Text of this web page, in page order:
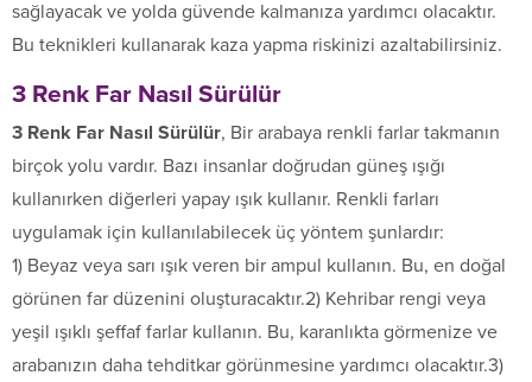
sağlayacak ve yolda güvende kalmanıza yardımcı olacaktır.
Bu teknikleri kullanarak kaza yapma riskinizi azaltabilirsiniz.
3 Renk Far Nasıl Sürülür
3 Renk Far Nasıl Sürülür, Bir arabaya renkli farlar takmanın
birçok yolu vardır. Bazı insanlar doğrudan güneş ışığı
kullanırken diğerleri yapay ışık kullanır. Renkli farları
uygulamak için kullanılabilecek üç yöntem şunlardır:
1) Beyaz veya sarı ışık veren bir ampul kullanın. Bu, en doğal
görünen far düzenini oluşturacaktır.2) Kehribar rengi veya
yeşil ışıklı şeffaf farlar kullanın. Bu, karanlıkta görmenize ve
arabanızın daha tehditkar görünmesine yardımcı olacaktır.3)